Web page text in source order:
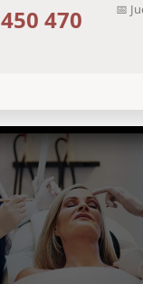
470
📅